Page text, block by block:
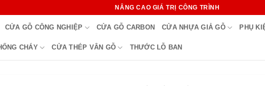
NÂNG CAO GIÁ TRỊ CÔNG TRÌNH
CỬA GỖ CÔNG NGHIỆP CỬA GỖ CARBON CỬA NHỰA GIẢ GỖ PHỤ
CHÁY CỬA THÉP VÂN GỖ THƯỚC LỖ BAN